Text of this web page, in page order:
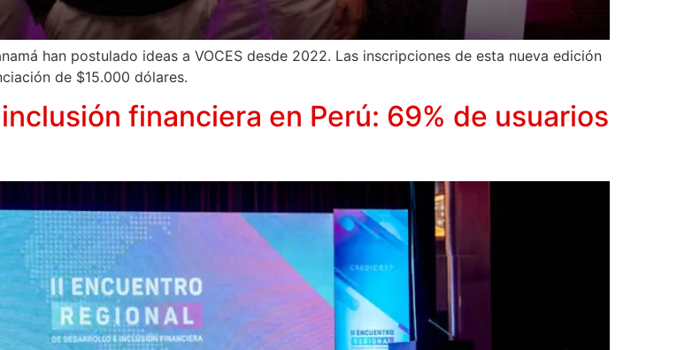
han postulado ideas a VOCES desde 2022. Las inscripciones de esta nueva edición
de $15.000 dólares.
financiera en Perú: 69% de usuarios